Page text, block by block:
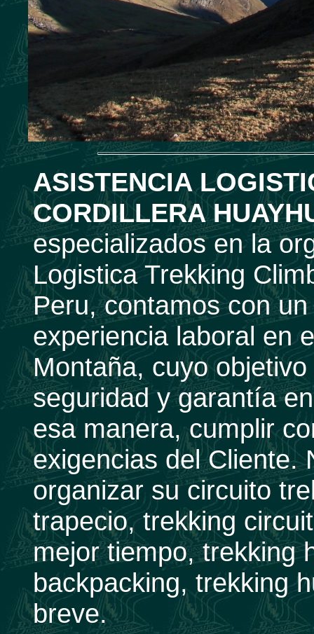
ASISTENCIA
CORDILLERA
especializados en la
Logistica Trekking
Peru, contamos con
experiencia laboral en
Montaña, cuyo
seguridad y garantía
esa manera, cumplir
exigencias del Cliente.
organizar su circuito
trapecio, trekking
mejor tiempo, trekking
backpacking, trekking
breve.